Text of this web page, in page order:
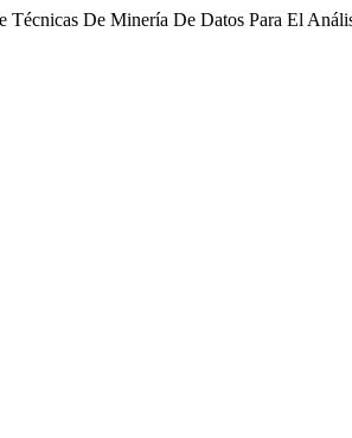
De Minería De Datos Para El